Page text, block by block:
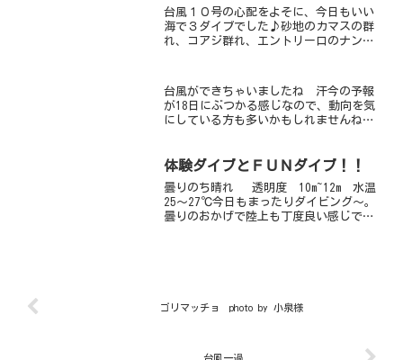
台風１０号の心配をよそに、今日もいい
海で３ダイブでした♪砂地のカマスの群
れ、コアジ群れ、エントリー口のナンヨ
のエモいっていうのね♪ (笑)カエルア
ンコウもベニカエルアン...
台風ができちゃいましたね 汗今の予報
が18日にぶつかる感じなので、動向を気
にしている方も多いかもしれませんね今
サカナの群れ！旬なネタの多い川奈今日
体験ダイブとＦＵＮダイブ！！
曇りのち晴れ 透明度 10m~12m 水温
25～27℃今日もまったりダイビング～。
曇りのおかげで陸上も丁度良い感じで汗
ゴリマッチョ photo by 小泉様
台風一過